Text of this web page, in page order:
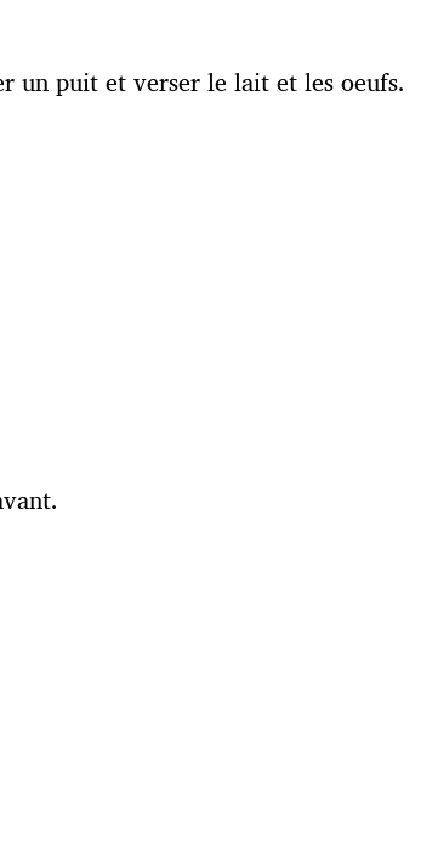
un puit et verser le lait et les oeufs.